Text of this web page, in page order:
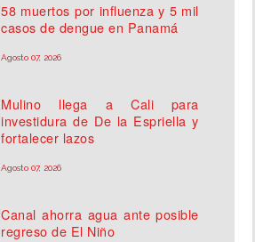
58 muertos por influenza y 5 mil
casos de dengue en Panamá
Agosto 07, 2026
Mulino llega a Cali para
investidura de De la Espriella y
fortalecer lazos
Agosto 07, 2026
Canal ahorra agua ante posible
regreso de El Niño